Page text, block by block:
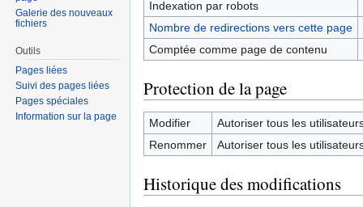
Indexation par robots
Nombre de redirections vers cette page
Comptée comme page de contenu
Protection de la page
Modifier
Autoriser tous les
Renommer
Autoriser tous les
Historique des modifications
Galerie des nouveaux
fichiers
Outils
Pages liées
Suivi des pages liées
Pages spéciales
Information sur la page